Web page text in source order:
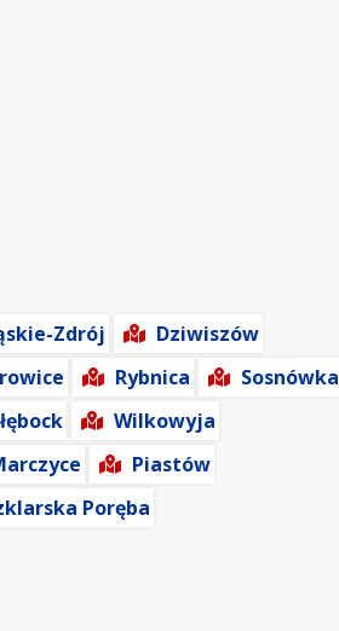
Zdrój
Dziwiszów
Rybnica
Sosnówka
Wilkowyja
Piastów
Poręba